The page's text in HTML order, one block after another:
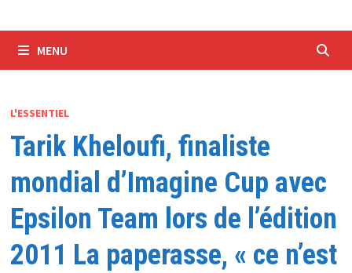
MENU
L'ESSENTIEL
Tarik Kheloufi, finaliste
mondial d’Imagine Cup avec
Epsilon Team lors de l’édition
2011 La paperasse, « ce n’est